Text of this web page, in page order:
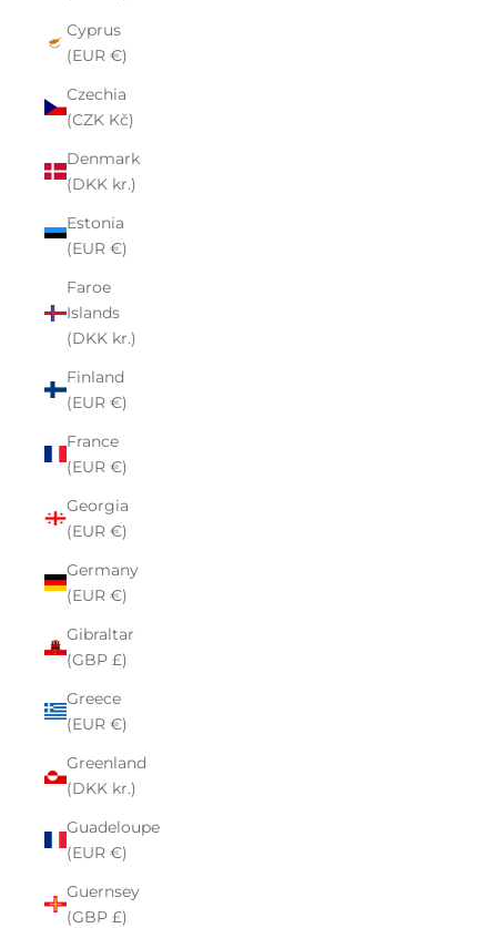
Cyprus
(EUR €)
Czechia
(CZK Kč)
Denmark
(DKK kr.)
Estonia
(EUR €)
Faroe
Islands
(DKK kr.)
Finland
(EUR €)
France
(EUR €)
Georgia
(EUR €)
Germany
(EUR €)
Gibraltar
(GBP £)
Greece
(EUR €)
Greenland
(DKK kr.)
Guadeloupe
(EUR €)
Guernsey
(GBP £)